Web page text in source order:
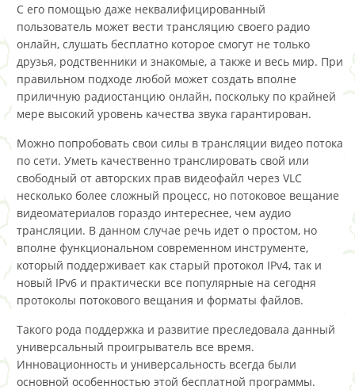
С его помощью даже неквалифицированный
пользователь может вести трансляцию своего радио
онлайн, слушать бесплатно которое смогут не только
друзья, родственники и знакомые, а также и весь мир. При
правильном подходе любой может создать вполне
приличную радиостанцию онлайн, поскольку по крайней
мере высокий уровень качества звука гарантирован.
Можно попробовать свои силы в трансляции видео потока
по сети. Уметь качественно транслировать свой или
свободный от авторских прав видеофайл через VLC
несколько более сложный процесс, но потоковое вещание
видеоматериалов гораздо интереснее, чем аудио
трансляции. В данном случае речь идет о простом, но
вполне функциональном современном инструменте,
который поддерживает как старый протокол IPv4, так и
новый IPv6 и практически все популярные на сегодня
протоколы потокового вещания и форматы файлов.
Такого рода поддержка и развитие преследовала данный
универсальный проигрыватель все время.
Инновационность и универсальность всегда были
основной особенностью этой бесплатной программы.